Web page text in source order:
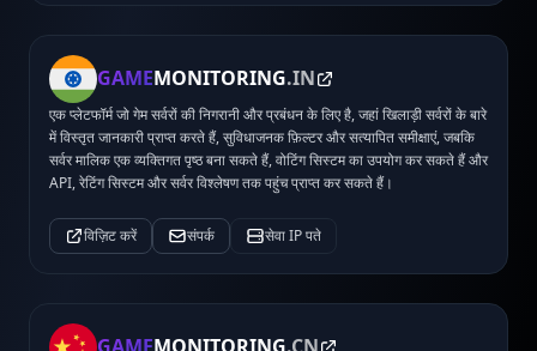
GAMEMONITORING.IN
एक प्लेटफॉर्म जो गेम सर्वरों की निगरानी और प्रबंधन के लिए है, जहां खिलाड़ी सर्वरों के बारे
में विस्तृत जानकारी प्राप्त करते हैं, सुविधाजनक फ़िल्टर और सत्यापित समीक्षाएं, जबकि
सर्वर मालिक एक व्यक्तिगत पृष्ठ बना सकते हैं, वोटिंग सिस्टम का उपयोग कर सकते हैं और
API, रेटिंग सिस्टम और सर्वर विश्लेषण तक पहुंच प्राप्त कर सकते हैं।
विज़िट करें संपर्क सेवा IP पते